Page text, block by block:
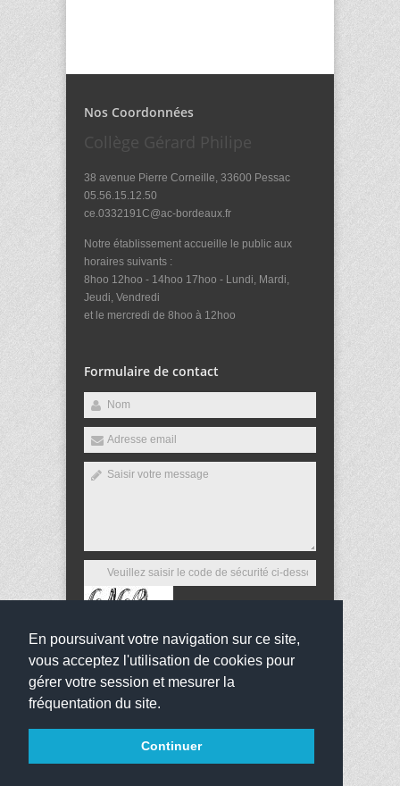
En poursuivant votre navigation sur ce site,
vous acceptez l'utilisation de cookies pour
gérer votre session et mesurer la
fréquentation du site.
Continuer
Nos Coordonnées
Collège Gérard Philipe
38 avenue Pierre Corneille, 33600 Pessac
05.56.15.12.50
ce.0332191C@ac-bordeaux.fr
Notre établissement accueille le public aux
horaires suivants :
8hoo 12hoo - 14hoo 17hoo - Lundi, Mardi,
Jeudi, Vendredi
et le mercredi de 8hoo à 12hoo
Formulaire de contact
Envoyer
réservés
websco